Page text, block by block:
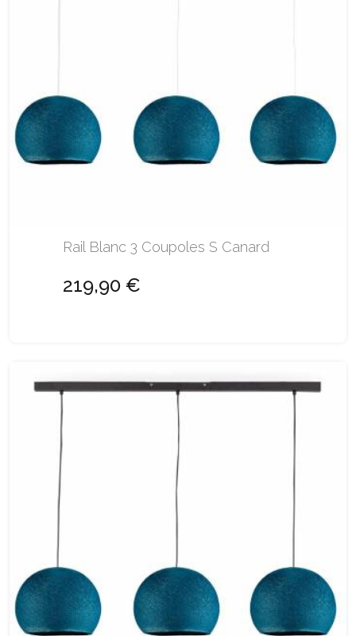
Rail Blanc 3 Coupoles S Canard
219,90 €